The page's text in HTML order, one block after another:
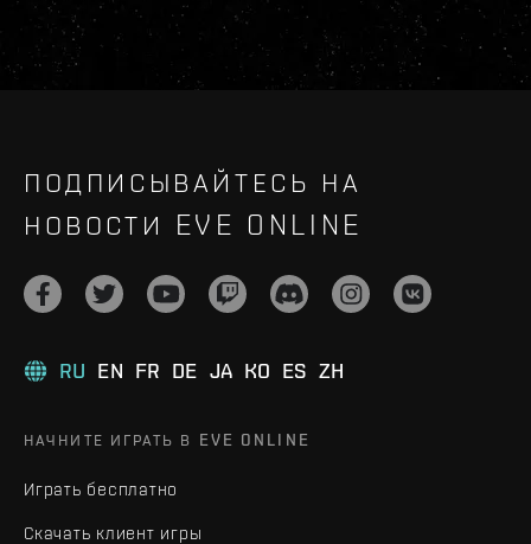
ПОДПИСЫВАЙТЕСЬ НА
НОВОСТИ EVE ONLINE
RU EN FR DE JA KO ES ZH
НАЧНИТЕ ИГРАТЬ В EVE ONLINE
Играть бесплатно
Скачать клиент игры